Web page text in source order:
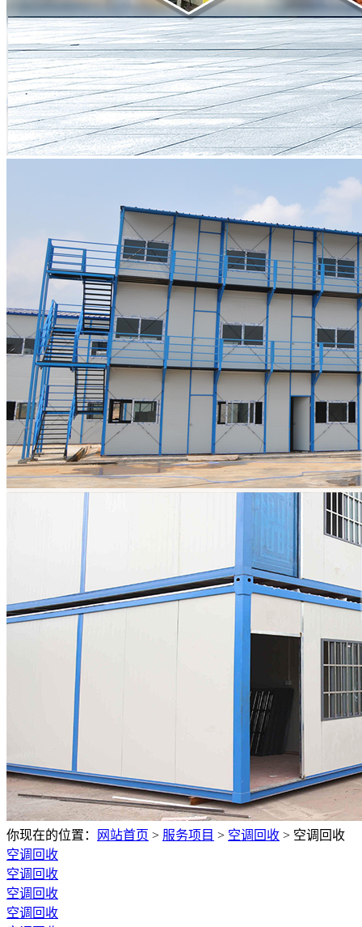
你现在的位置： 网站首页 > 服务项目 > 空调回收 > 空调回收
空调回收
空调回收
空调回收
空调回收